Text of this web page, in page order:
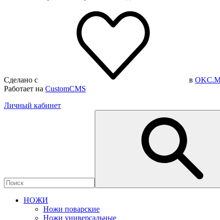
Сделано с в
Работает на CustomCMS
Личный кабинет
НОЖИ
Ножи поварские
Ножи универсальные